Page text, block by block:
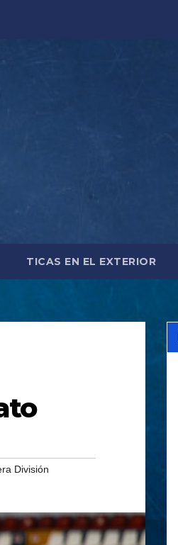
TICAS EN EL EXTERIOR
División